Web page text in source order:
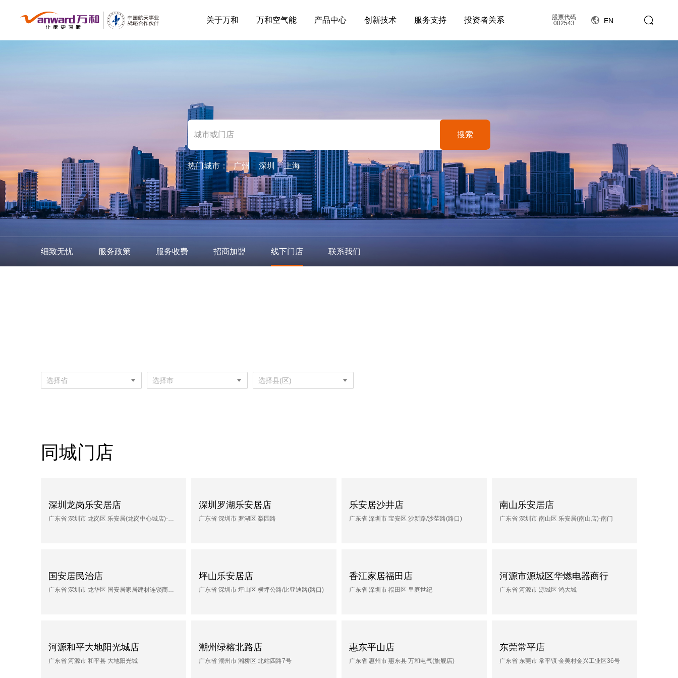
关于万和 万和空气能 产品中心 创新技术 服务支持 投资者关系
股票代码
002543
EN
细致无忧 服务政策 服务收费 招商加盟 线下门店 联系我们
热门城市： 广州 深圳 上海
同城门店
深圳龙岗乐安居店
广东省 深圳市 龙岗区 乐安居(龙岗中心城店)-停车场
深圳罗湖乐安居店
广东省 深圳市 罗湖区 梨园路
乐安居沙井店
广东省 深圳市 宝安区 沙新路/沙茔路(路口)
南山乐安居店
广东省 深圳市 南山区 乐安居(南山店)-南门
国安居民治店
广东省 深圳市 龙华区 国安居家居建材连锁商场(民治店)-西门
坪山乐安居店
广东省 深圳市 坪山区 横坪公路/比亚迪路(路口)
香江家居福田店
广东省 深圳市 福田区 皇庭世纪
河源市源城区华燃电器商行
广东省 河源市 源城区 鸿大城
河源和平大地阳光城店
广东省 河源市 和平县 大地阳光城
潮州绿榕北路店
广东省 潮州市 湘桥区 北站四路7号
惠东平山店
广东省 惠州市 惠东县 万和电气(旗舰店)
东莞常平店
广东省 东莞市 常平镇 金美村金兴工业区36号